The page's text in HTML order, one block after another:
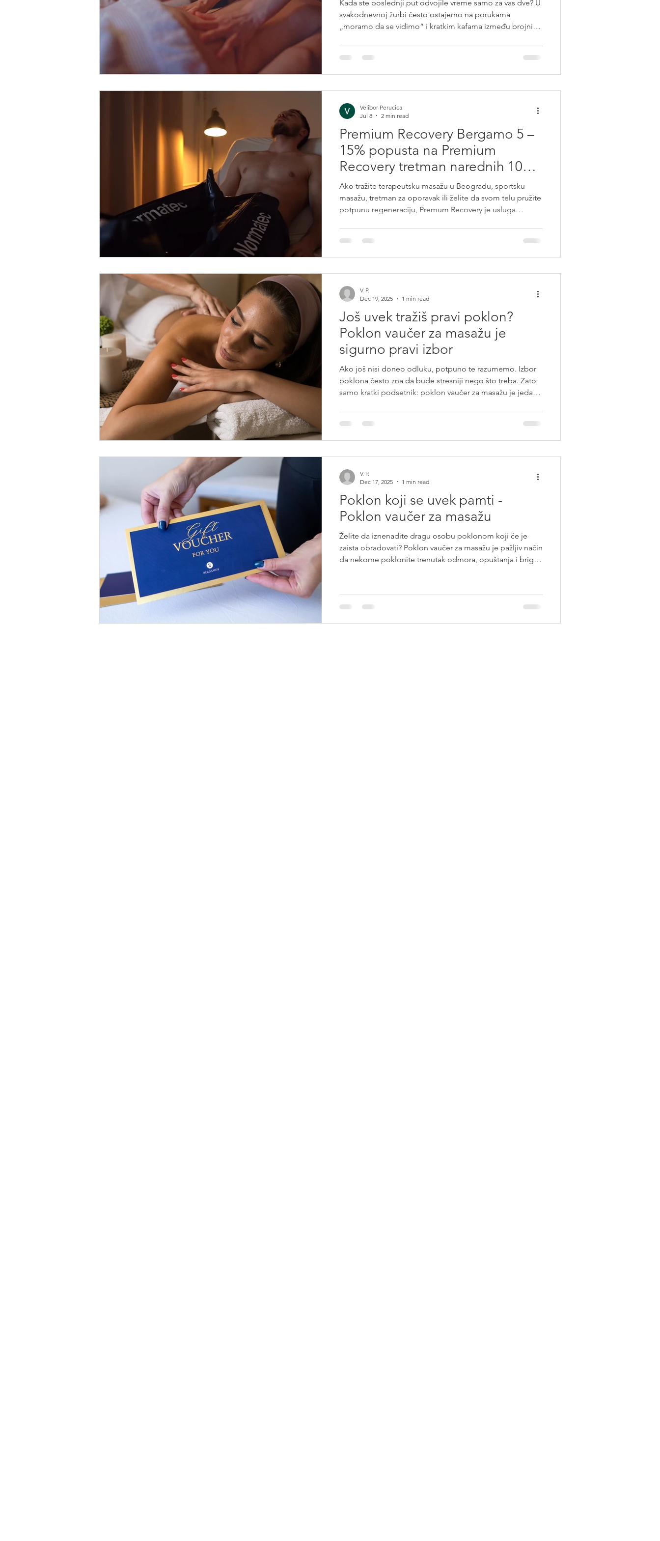
Kada ste poslednji put odvojile vreme samo za vas dve? U
svakodnevnoj žurbi često ostajemo na porukama
„moramo da se vidimo“ i kratkim kafama između brojnih
prilika da usporite, opustite se i posvetite vreme sebi. Šta
je duo masaža? Duo masaža, poznata i kao masaža za
Premium Recovery Bergamo 5 –
15% popusta na Premium
Recovery tretman narednih 10
dana
Ako tražite terapeutsku masažu u Beogradu, sportsku
masažu, tretman za oporavak ili želite da svom telu pružite
potpunu regeneraciju, Premum Recovery je usluga
Velibor Perucica
Jul 8
2 min read
Još uvek tražiš pravi poklon?
Poklon vaučer za masažu je
sigurno pravi izbor
Ako još nisi doneo odluku, potpuno te razumemo. Izbor
poklona često zna da bude stresniji nego što treba. Zato
samo kratki podsetnik: poklon vaučer za masažu je jedan
Poklanjaš ono što svima treba, a retko ko sebi dozvoli:
pauzu, mir i brigu o telu. Zašto se klijenti vraćaju ovom
V. P.
Dec 19, 2025
1 min read
Poklon koji se uvek pamti -
Poklon vaučer za masažu
Želite da iznenadite dragu osobu poklonom koji će je
zaista obradovati? Poklon vaučer za masažu je pažljiv način
da nekome poklonite trenutak odmora, opuštanja i brige
kvalitet masaže na prvom mestu? Mi iza sebe imamo
preko 15 000 urađenih masaža i veliki broj zadovoljnih
V. P.
Dec 17, 2025
1 min read